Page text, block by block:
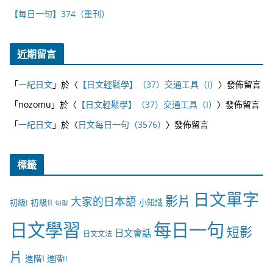
【每日一句】374（重刊）
近期留言
「一紀日文」於〈 【日文輕鬆學】（37）交通工具（I） 〉發佈留言
「nozomu 」於〈 【日文輕鬆學】（37）交通工具（I） 〉發佈留言
「一紀日文」於〈日文每日一句（3576） 〉發佈留言
標籤
初級I 初級II 句型 大家的日本語 小知識 影片 日文單字
日文學習 日文文法 日文會話 每日一句 短影
片 進階I 進階II